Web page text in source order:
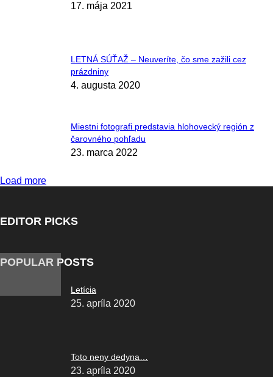
17. mája 2021
LETNÁ SÚŤAŽ – Neuveríte, čo sme zažili cez
prázdniny
4. augusta 2020
Miestni fotografi predstavia hlohovecký región z
čarovného pohľadu
23. marca 2022
Load more
EDITOR PICKS
POPULAR POSTS
Letícia
25. apríla 2020
Toto neny dedyna…
23. apríla 2020